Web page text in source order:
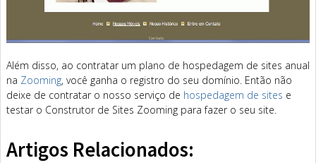
Além disso, ao contratar um plano de hospedagem de sites anual
na Zooming, você ganha o registro do seu domínio. Então não
deixe de contratar o nosso serviço de hospedagem de sites e
testar o Construtor de Sites Zooming para fazer o seu site.
Artigos Relacionados: